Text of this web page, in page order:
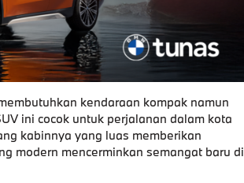
kendaraan kompak namun
ini cocok untuk perjalanan dalam kota
kabinnya yang luas memberikan
modern mencerminkan semangat baru di